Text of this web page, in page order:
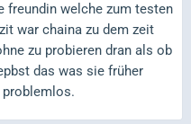
freundin welche zum testen
war chaina zu dem zeit
zu probieren dran als ob
das was sie früher